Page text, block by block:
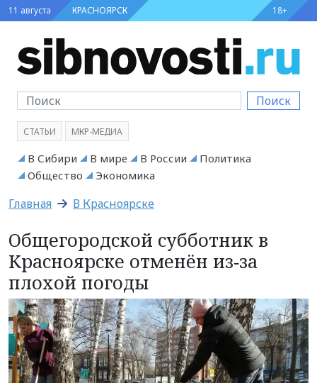
11 августа КРАСНОЯРСК 18+
Поиск
СТАТЬИ МКР-МЕДИА
В Сибири В мире В России
Политика
Общество
Экономика
Главная В Красноярске
Общегородской субботник в
Красноярске отменён из‑за
плохой погоды